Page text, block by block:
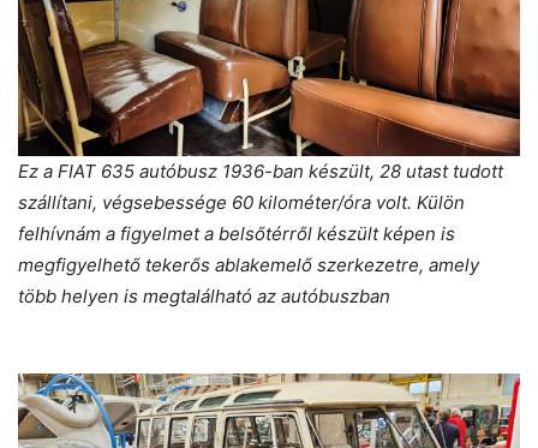
Ez a FIAT 635 autóbusz 1936-ban készült, 28 utast tudott
szállítani, végsebessége 60 kilométer/óra volt. Külön
felhívnám a figyelmet a belsőtérről készült képen is
megfigyelhető tekerős ablakemelő szerkezetre, amely
több helyen is megtalálható az autóbuszban